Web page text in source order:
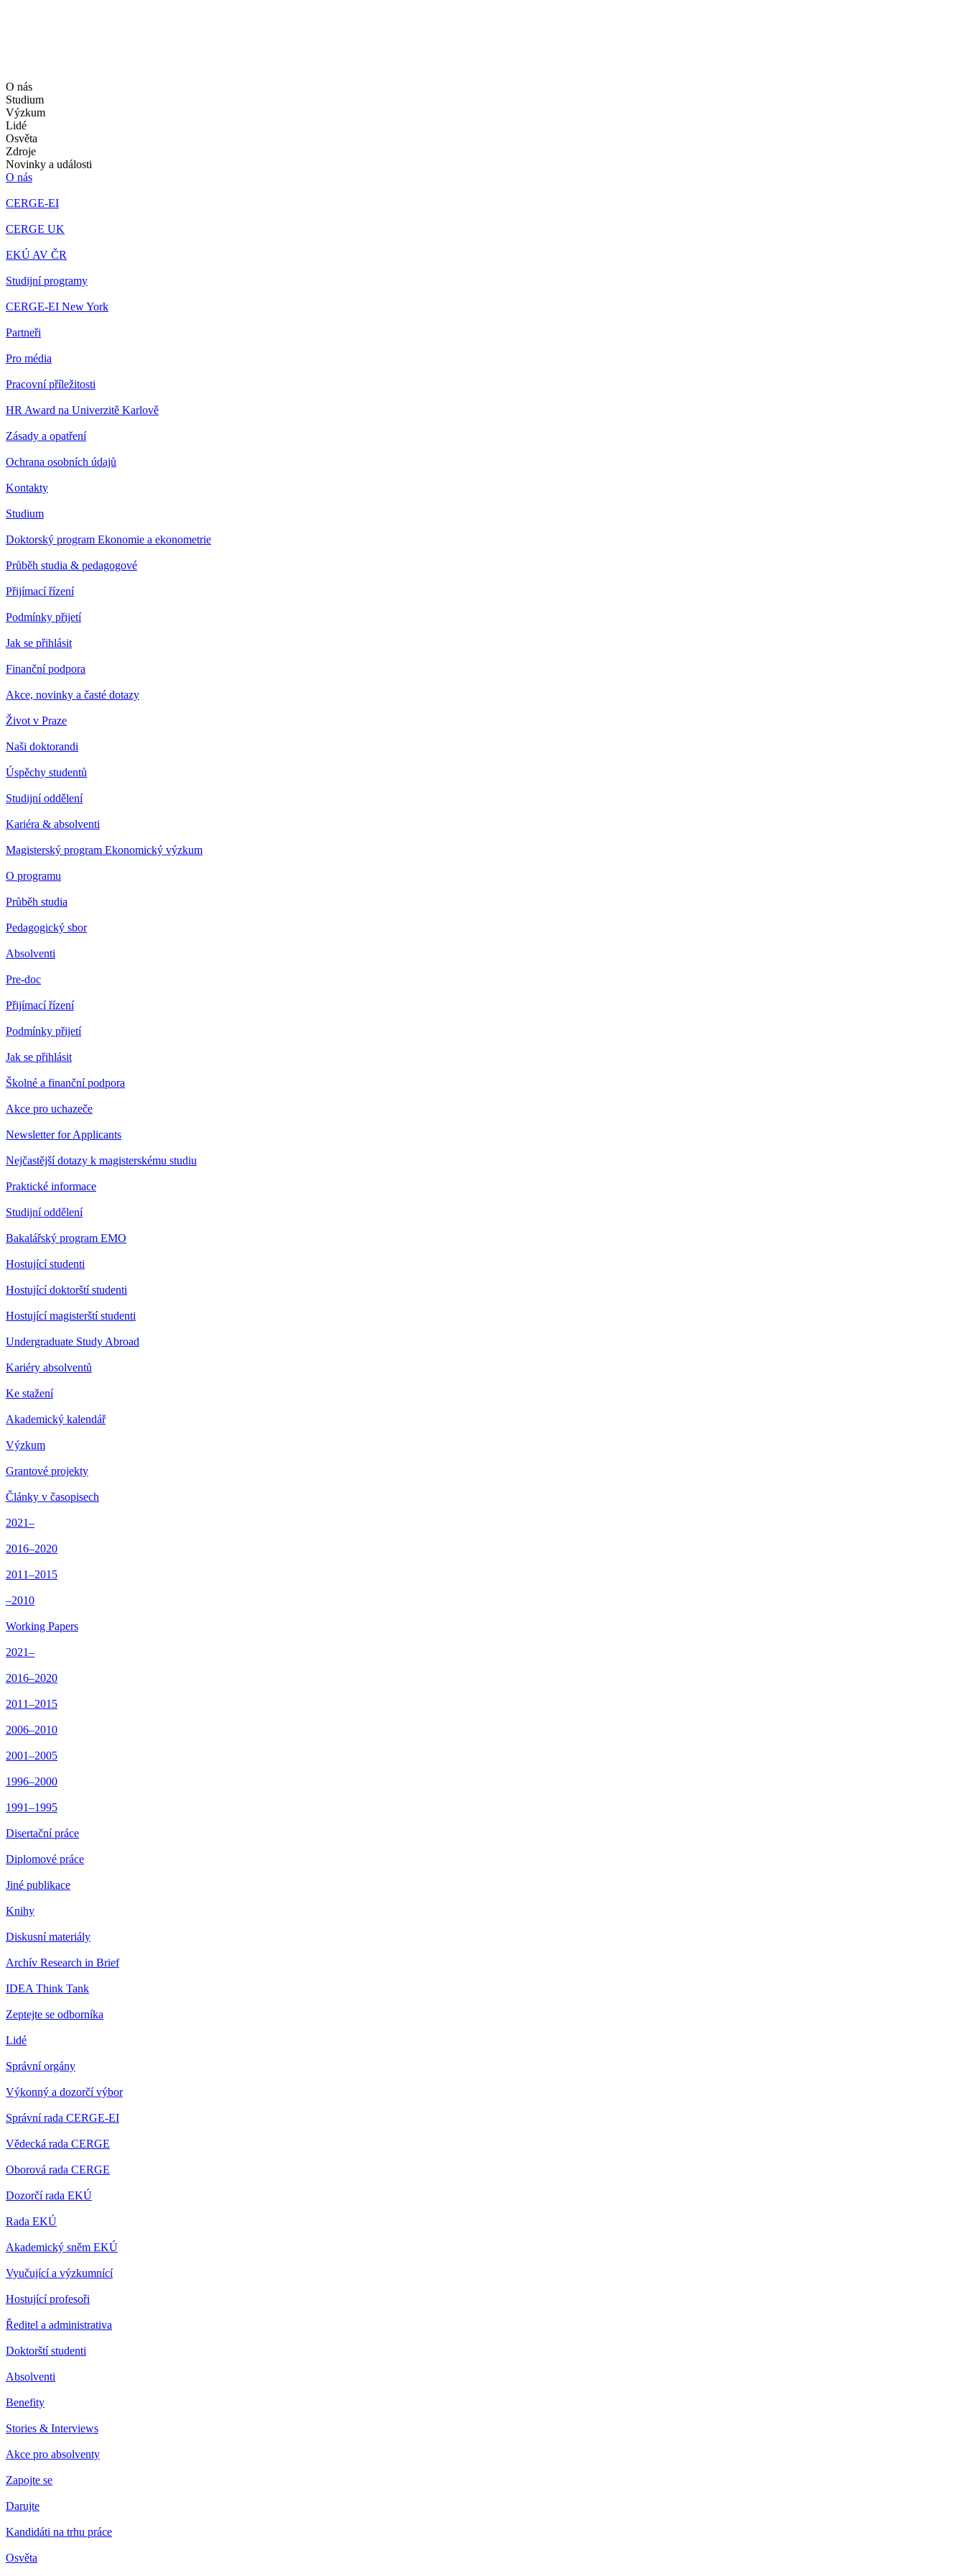
O nás
Studium
Výzkum
Lidé
Osvěta
Zdroje
Novinky a události
O nás
CERGE-EI
CERGE UK
EKÚ AV ČR
Studijní programy
CERGE-EI New York
Partneři
Pro média
Pracovní příležitosti
HR Award na Univerzitě Karlově
Zásady a opatření
Ochrana osobních údajů
Kontakty
Studium
Doktorský program Ekonomie a ekonometrie
Průběh studia & pedagogové
Přijímací řízení
Podmínky přijetí
Jak se přihlásit
Finanční podpora
Akce, novinky a časté dotazy
Život v Praze
Naši doktorandi
Úspěchy studentů
Studijní oddělení
Kariéra & absolventi
Magisterský program Ekonomický výzkum
O programu
Průběh studia
Pedagogický sbor
Absolventi
Pre-doc
Přijímací řízení
Podmínky přijetí
Jak se přihlásit
Školné a finanční podpora
Akce pro uchazeče
Newsletter for Applicants
Nejčastější dotazy k magisterskému studiu
Praktické informace
Studijní oddělení
Bakalářský program EMO
Hostující studenti
Hostující doktorští studenti
Hostující magisterští studenti
Undergraduate Study Abroad
Kariéry absolventů
Ke stažení
Akademický kalendář
Výzkum
Grantové projekty
Články v časopisech
2021–
2016–2020
2011–2015
–2010
Working Papers
2021–
2016–2020
2011–2015
2006–2010
2001–2005
1996–2000
1991–1995
Disertační práce
Diplomové práce
Jiné publikace
Knihy
Diskusní materiály
Archív Research in Brief
IDEA Think Tank
Zeptejte se odborníka
Lidé
Správní orgány
Výkonný a dozorčí výbor
Správní rada CERGE-EI
Vědecká rada CERGE
Oborová rada CERGE
Dozorčí rada EKÚ
Rada EKÚ
Akademický sněm EKÚ
Vyučující a výzkumnící
Hostující profesoři
Ředitel a administrativa
Doktorští studenti
Absolventi
Benefity
Stories & Interviews
Akce pro absolventy
Zapojte se
Darujte
Kandidáti na trhu práce
Osvěta